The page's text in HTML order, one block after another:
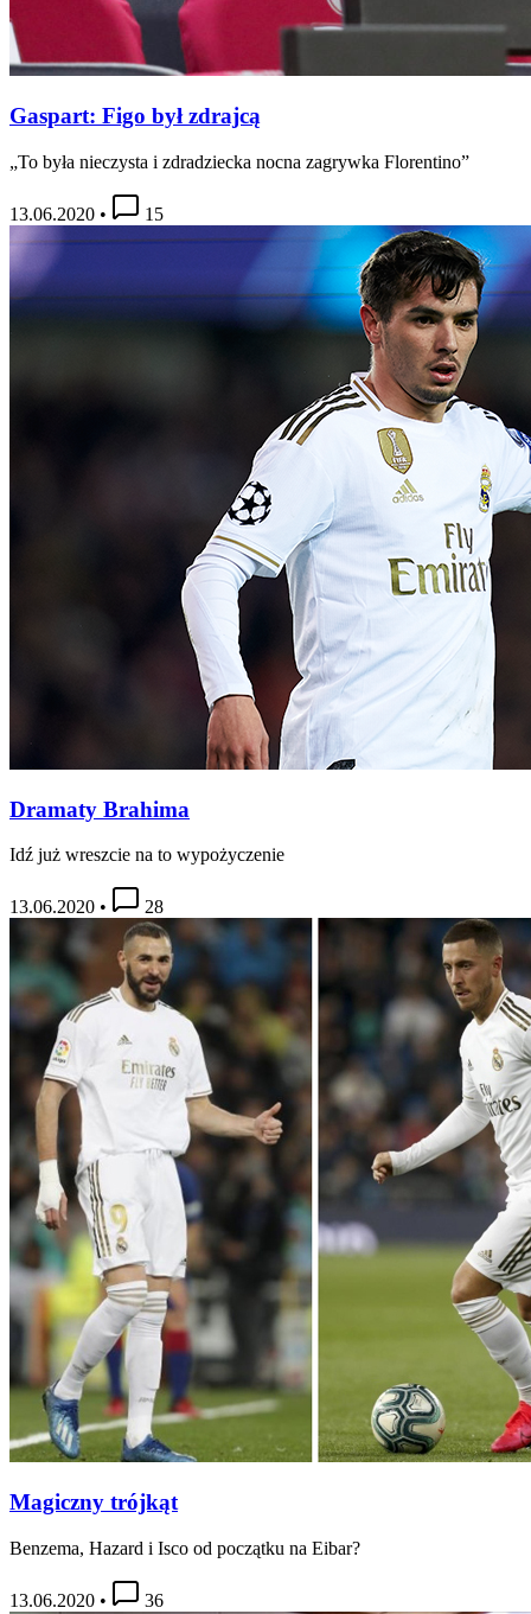
Gaspart: Figo był zdrajcą
„To była nieczysta i zdradziecka nocna zagrywka Florentino”
13.06.2020 • 15
Dramaty Brahima
Idź już wreszcie na to wypożyczenie
13.06.2020 • 28
Magiczny trójkąt
Benzema, Hazard i Isco od początku na Eibar?
13.06.2020 • 36